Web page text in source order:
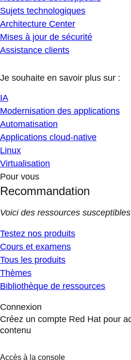
Sujets technologiques
Architecture Center
Mises à jour de sécurité
Assistance clients
Je souhaite en savoir plus sur :
IA
Modernisation des applications
Automatisation
Applications cloud-native
Linux
Virtualisation
Pour vous
Recommandation
Voici des ressources
Testez nos produits
Cours et examens
Tous les produits
Thèmes
Bibliothèque de ressources
Connexion
Créez un compte Red Hat pour
contenu
Accès à la console